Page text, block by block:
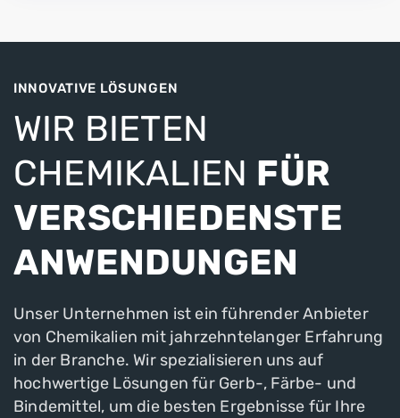
INNOVATIVE LÖSUNGEN
WIR BIETEN
CHEMIKALIEN FÜR
VERSCHIEDENSTE
ANWENDUNGEN
Unser Unternehmen ist ein führender Anbieter
von Chemikalien mit jahrzehntelanger Erfahrung
in der Branche. Wir spezialisieren uns auf
hochwertige Lösungen für Gerb-, Färbe- und
Bindemittel, um die besten Ergebnisse für Ihre